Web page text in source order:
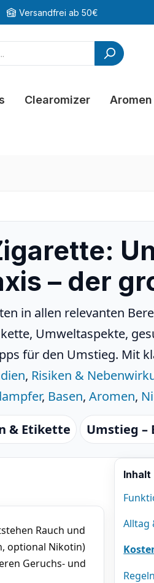
Versandfrei ab 50€
Clearomizer Aromen
– der
in allen relevanten
Umweltaspekte,
für den Umstieg. Mit
, Risiken &
, Basen, Aromen,
& Etikette Umstieg –
Rauch und
optional Nikotin)
Geruchs- und
Inhalt
Alltag